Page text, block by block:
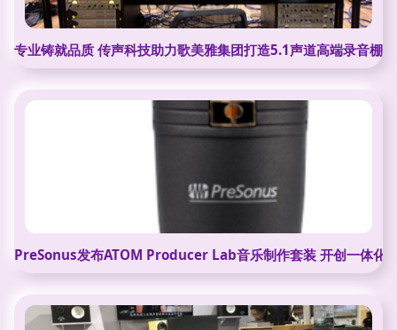
专业铸就品质 传声科技助力歌美雅集团打造5.1声道高端录音棚
PreSonus发布ATOM Producer Lab音乐制作套装 开创一体化